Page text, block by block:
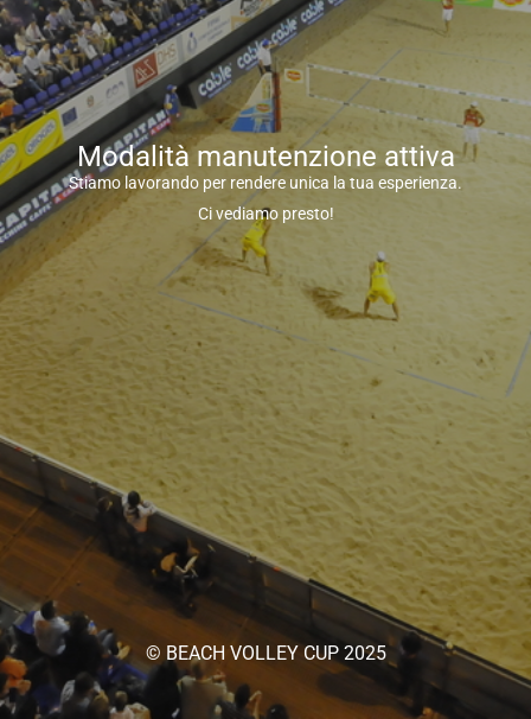
Modalità manutenzione attiva
Stiamo lavorando per rendere unica la tua esperienza.
Ci vediamo presto!
© BEACH VOLLEY CUP 2025